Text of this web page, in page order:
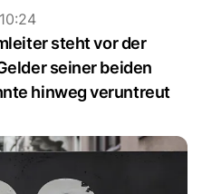
steht vor der
seiner beiden
hinweg veruntreut